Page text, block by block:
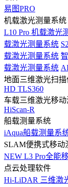
易图PRO
机载激光测量系统
L10 Pro 机载激光
载激光测量系统
载激光测量系统
载激光测量系统
地面三维激光扫描
HD TLS360
车载三维激光移
HiScan-R
船载测量系统
iAqua船载测量系
SLAM便携式移动
NEW L3 Pro全能
点云处理软件
Hi-LiDAR 三维激